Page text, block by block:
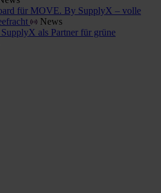
für MOVE. By SupplyX – volle
News
als Partner für grüne